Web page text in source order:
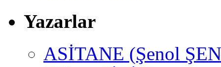
Yazarlar
ASİTANE (Şenol